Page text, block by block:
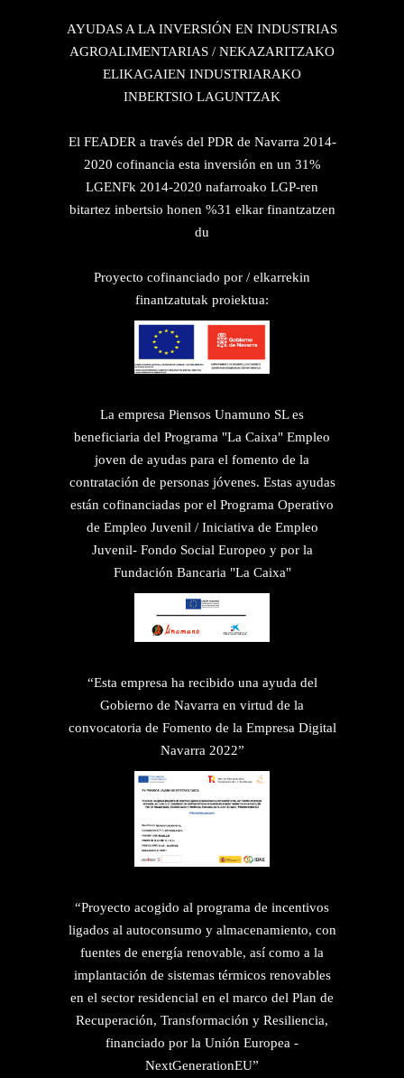
AYUDAS A LA INVERSIÓN EN INDUSTRIAS
AGROALIMENTARIAS / NEKAZARITZAKO
ELIKAGAIEN INDUSTRIARAKO
INBERTSIO LAGUNTZAK
El FEADER a través del PDR de Navarra 2014-
2020 cofinancia esta inversión en un 31%
LGENFk 2014-2020 nafarroako LGP-ren
bitartez inbertsio honen %31 elkar finantzatzen
du
Proyecto cofinanciado por / elkarrekin
finantzatutak proiektua:
La empresa Piensos Unamuno SL es
beneficiaria del Programa "La Caixa" Empleo
joven de ayudas para el fomento de la
contratación de personas jóvenes. Estas ayudas
están cofinanciadas por el Programa Operativo
de Empleo Juvenil / Iniciativa de Empleo
Juvenil- Fondo Social Europeo y por la
Fundación Bancaria "La Caixa"
“Esta empresa ha recibido una ayuda del
Gobierno de Navarra en virtud de la
convocatoria de Fomento de la Empresa Digital
Navarra 2022”
“Proyecto acogido al programa de incentivos
ligados al autoconsumo y almacenamiento, con
fuentes de energía renovable, así como a la
implantación de sistemas térmicos renovables
en el sector residencial en el marco del Plan de
Recuperación, Transformación y Resiliencia,
financiado por la Unión Europea -
NextGenerationEU”